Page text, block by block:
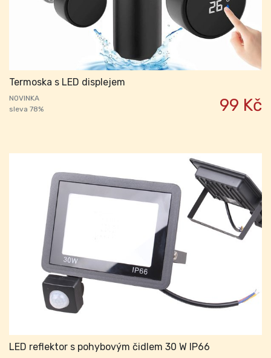
Termoska s LED displejem
NOVINKA
sleva 78%
99 Kč
LED reflektor s pohybovým čidlem 30 W IP66